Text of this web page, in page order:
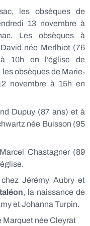
les obsèques de
13 novembre à
Les obsèques à
née Merlhiot (76
10h en l’église de
les obsèques de Marie-
novembre à 15h en
Dupuy (87 ans) et à
née Buisson (95
Chastagner (89
Jérémy Aubry et
, la naissance de
et Johanna Turpin.
Marquet née Cleyrat